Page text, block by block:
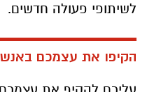
לשיתופי פעולה חדשים.
הקיפו את עצמכם